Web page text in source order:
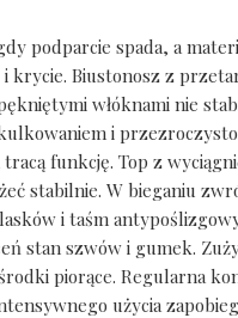
podparcie spada, a
krycie. Biustonosz z
włóknami nie
i
tracą funkcję. Top z
stabilnie. W bieganiu
i taśm
stan szwów i gumek.
piorące. Regularna
użycia